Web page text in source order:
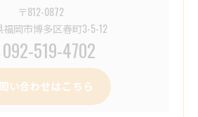
〒812-0872
福岡市博多区春町3-5-12
092-519-4702
い合わせはこちら